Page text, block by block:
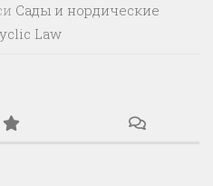
Сады и нордические
Law